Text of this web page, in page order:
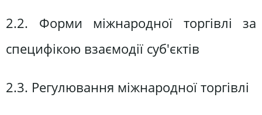
2.2. Форми міжнародної торгівлі за
специфікою взаємодії суб'єктів
2.3. Регулювання міжнародної торгівлі